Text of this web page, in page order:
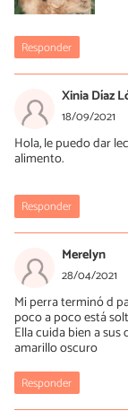
Responder
Xinia Díaz
18/09/2021
Hola, le puedo dar
alimento.
Responder
Merelyn
28/04/2021
Mi perra terminó d
poco a poco está
Ella cuida bien a
amarillo oscuro
Responder